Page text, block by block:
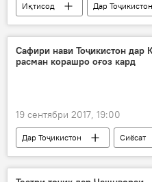
Иқтисод Дар Тоҷикистон
Ҳамаи хабарҳо
Сироҷидин Аслов
Петер
Вазорати умури хориҷии
Сафири нави Тоҷикистон дар
расман корашро оғоз кард
19 сентябри 2017, 19:00
Дар Тоҷикистон
Сиёсат
Ҳамаи хабарҳо
Хисрав Соҳибзода